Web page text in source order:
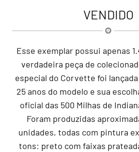
VENDIDO
Esse exemplar possui apenas
verdadeira peça de
especial do Corvette foi
25 anos do modelo e sua
oficial das 500 Milhas de
Foram produzidas
unidades, todas com pintura
tons: preto com faixas